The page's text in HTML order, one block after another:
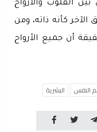
القلوب والأرواح
كأنه ذاته، ومن
أن جميع الأرواح
النفس البشرية